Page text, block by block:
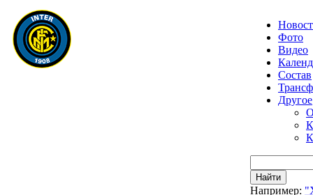
Фото
Видео
Состав
Другое
Найти
Например: